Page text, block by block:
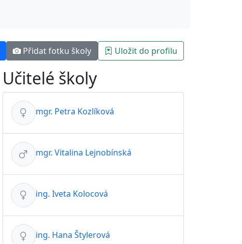
Přidat fotku školy Uložit do profilu
Učitelé školy
mgr. Petra Kozlíková
mgr. Vitalina Lejnobínská
ing. Iveta Kolocová
ing. Hana Štylerová